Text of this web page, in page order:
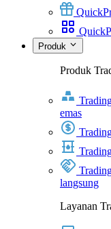
Produk
Produk
emas
langsung
Layanan